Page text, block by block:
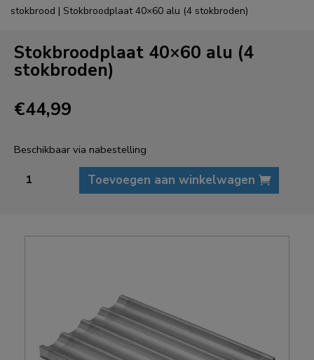
stokbrood | Stokbroodplaat 40×60 alu (4 stokbroden)
Stokbroodplaat 40×60 alu (4
stokbroden)
€44,99
Beschikbaar via nabestelling
Stokbroodplaat
40x60
Toevoegen aan winkelwagen